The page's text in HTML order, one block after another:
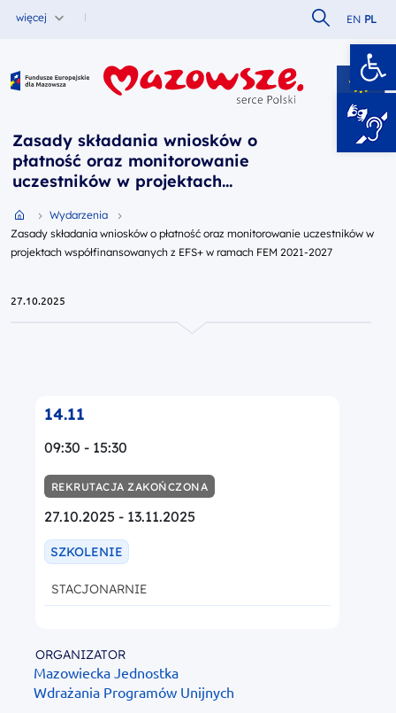
więcej Szukaj w
EN PL
Fundusze Europejskie dla Mazowsza
Zasady składania wniosków o
płatność oraz monitorowanie
uczestników w projektach
ramach FEM 2021-2027
Przejdź do strony głównej portalu
Wydarzenia
Zasady składania wniosków o płatność oraz monitorowanie uczestników w
projektach współfinansowanych z EFS+ w ramach FEM 2021-2027
27.10.2025
14.11
09:30 - 15:30
REKRUTACJA ZAKOŃCZONA
27.10.2025 - 13.11.2025
SZKOLENIE
STACJONARNIE
ORGANIZATOR
Mazowiecka Jednostka
Wdrażania Programów Unijnych